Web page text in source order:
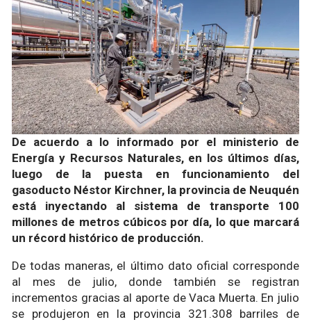
De acuerdo a lo informado por el ministerio de
Energía y Recursos Naturales, en los últimos días,
luego de la puesta en funcionamiento del
gasoducto Néstor Kirchner, la provincia de Neuquén
está inyectando al sistema de transporte 100
millones de metros cúbicos por día, lo que marcará
un récord histórico de producción.
De todas maneras, el último dato oficial corresponde
al mes de julio, donde también se registran
incrementos gracias al aporte de Vaca Muerta. En julio
se produjeron en la provincia 321.308 barriles de